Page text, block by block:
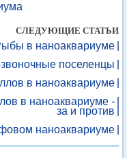
СЛЕДУЮЩИЕ СТАТЬИ
в наноаквариуме
поселенцы
в наноаквариуме
в наноаквариуме -
за и против
наноаквариуме